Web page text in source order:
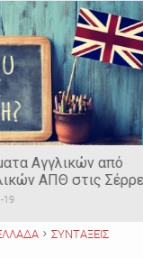
από
ΑΠΘ στις Σέρρες
ΣΥΝΤΑΞΕΙΣ